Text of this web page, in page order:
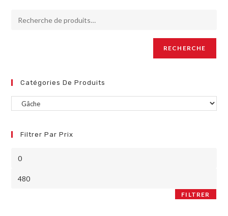
RECHERCHE
Catégories De Produits
Filtrer Par Prix
FILTRER